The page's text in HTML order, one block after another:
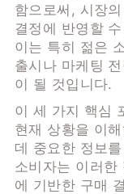
함으로써, 시장
결정에 반영할
이는 특히 젊은
출시나 마케팅
이 될 것입니다.
이 세 가지 핵심
현재 상황을 이
데 중요한 정보
소비자는 이러한
에 기반한 구매